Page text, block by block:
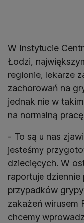
W Instytucie
Łodzi,
regionie, lekarze
zachorowań na
jednak nie w
na normalną
- To są u nas
jesteśmy
dziecięcych. W
raportuje
przypadków
zakażeń wirusem
chcemy